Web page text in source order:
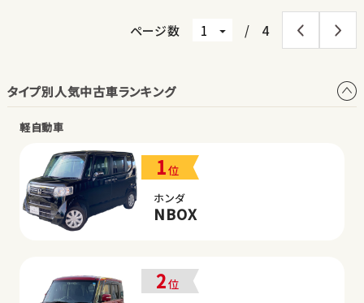
ページ数 / 4
タイプ別人気中古車ランキング
軽自動車
1位
ホンダ
NBOX
2位